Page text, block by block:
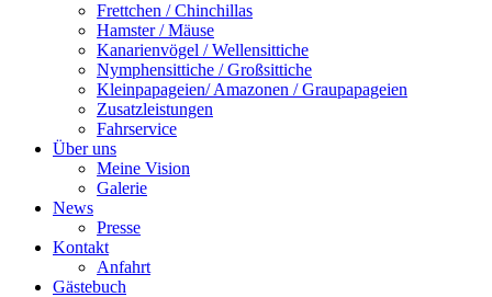
Frettchen / Chinchillas
Hamster / Mäuse
Kanarienvögel / Wellensittiche
Nymphensittiche / Großsittiche
Kleinpapageien/ Amazonen / Graupapageien
Zusatzleistungen
Fahrservice
Über uns
Meine Vision
Galerie
News
Presse
Kontakt
Anfahrt
Gästebuch